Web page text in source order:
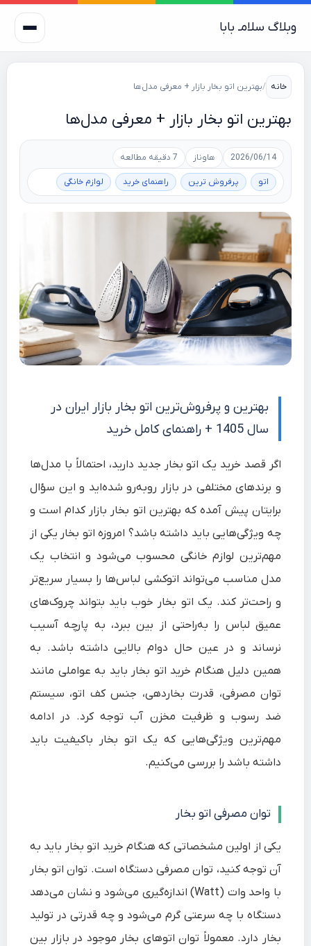
وبلاگ سلامـ بابا
خانه /بهترین اتو بخار بازار + معرفی مدل‌ها
بهترین اتو بخار بازار + معرفی مدل‌ها
2026/06/14 هاوناز 7 دقیقه مطالعه
اتو پرفروش ترین راهنمای خرید لوازم خانگی
بهترین و پرفروش‌ترین اتو بخار بازار ایران در
سال 1405 + راهنمای کامل خرید
اگر قصد خرید یک اتو بخار جدید دارید، احتمالاً با مدل‌ها
و برندهای مختلفی در بازار روبه‌رو شده‌اید و این سؤال
برایتان پیش آمده که بهترین اتو بخار بازار کدام است و
چه ویژگی‌هایی باید داشته باشد؟ امروزه اتو بخار یکی از
مهم‌ترین لوازم خانگی محسوب می‌شود و انتخاب یک
مدل مناسب می‌تواند اتوکشی لباس‌ها را بسیار سریع‌تر
و راحت‌تر کند. یک اتو بخار خوب باید بتواند چروک‌های
عمیق لباس را به‌راحتی از بین ببرد، به پارچه آسیب
نرساند و در عین حال دوام بالایی داشته باشد. به
همین دلیل هنگام خرید اتو بخار باید به عواملی مانند
توان مصرفی، قدرت بخاردهی، جنس کف اتو، سیستم
ضد رسوب و ظرفیت مخزن آب توجه کرد. در ادامه
مهم‌ترین ویژگی‌هایی که یک اتو بخار باکیفیت باید
داشته باشد را بررسی می‌کنیم.
توان مصرفی اتو بخار
یکی از اولین مشخصاتی که هنگام خرید اتو بخار باید به
آن توجه کنید، توان مصرفی دستگاه است. توان اتو بخار
با واحد وات (Watt) اندازه‌گیری می‌شود و نشان می‌دهد
دستگاه با چه سرعتی گرم می‌شود و چه قدرتی در تولید
بخار دارد. معمولاً توان اتوهای بخار موجود در بازار بین